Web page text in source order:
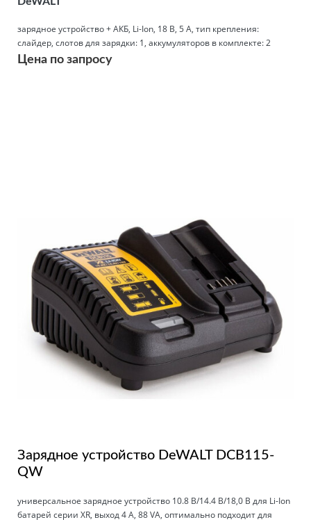
зарядное устройство + АКБ, Li-Ion, 18 В, 5 А, тип крепления:
слайдер, слотов для зарядки: 1, аккумуляторов в комплекте: 2
Цена по запросу
Зарядное устройство DeWALT DCB115-
QW
универсальное зарядное устройство 10.8 В/14.4 В/18,0 В для Li-Ion
батарей серии XR, выход 4 A, 88 VA, оптимально подходит для